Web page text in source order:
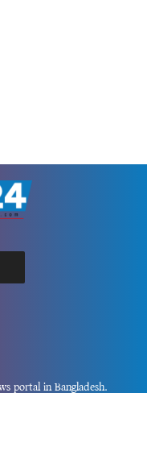
portal in Bangladesh.